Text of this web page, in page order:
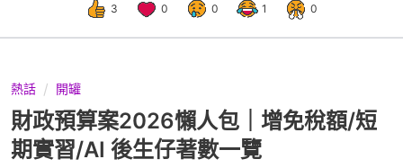
3 0 0 1 0
熱話 開罐
財政預算案2026懶人包｜增免稅額/短
期實習/AI 後生仔著數一覽